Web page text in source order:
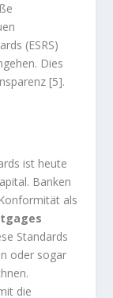
(ESRS)
Dies
[5].
ist heute
Banken
als
Standards
oder sogar
die